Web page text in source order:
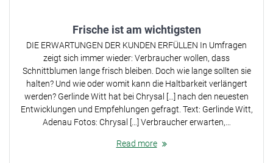
Frische ist am wichtigsten
DIE ERWARTUNGEN DER KUNDEN ERFÜLLEN In Umfragen
zeigt sich immer wieder: Verbraucher wollen, dass
Schnittblumen lange frisch bleiben. Doch wie lange sollten sie
halten? Und wie oder womit kann die Haltbarkeit verlängert
werden? Gerlinde Witt hat bei Chrysal […] nach den neuesten
Entwicklungen und Empfehlungen gefragt. Text: Gerlinde Witt,
Adenau Fotos: Chrysal […] Verbraucher erwarten,…
Read more